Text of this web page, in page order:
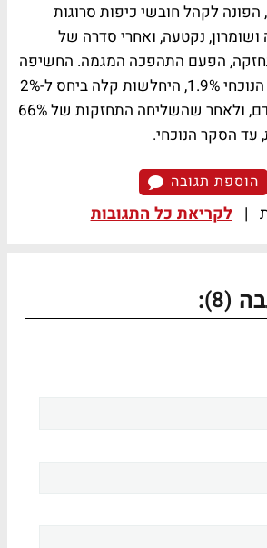
, הפונה לקהל חובשי כיפות סרוגות
ושומרון, נקטעה, ואחרי סדרה של
הפעם התהפכה המגמה. החשיפה
לתחנה עמדה בסקר הנוכחי 1.9%, היחלשות קלה ביחס ל-2%
שקיבלה בסקר הקודם, ולאחר שהשליחה התחזקות של 66%
עד הסקר הנוכחי.
הוספת תגובה
| לקריאת כל התגובות
(8)
: